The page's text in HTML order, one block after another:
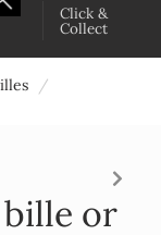
Click &
Collect
/
or